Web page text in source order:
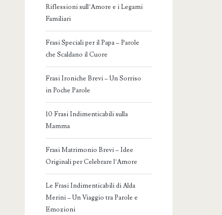
Riflessioni sull’Amore e i Legami
Familiari
Frasi Speciali per il Papa – Parole
che Scaldano il Cuore
Frasi Ironiche Brevi – Un Sorriso
in Poche Parole
10 Frasi Indimenticabili sulla
Mamma
Frasi Matrimonio Brevi – Idee
Originali per Celebrare l’Amore
Le Frasi Indimenticabili di Alda
Merini – Un Viaggio tra Parole e
Emozioni